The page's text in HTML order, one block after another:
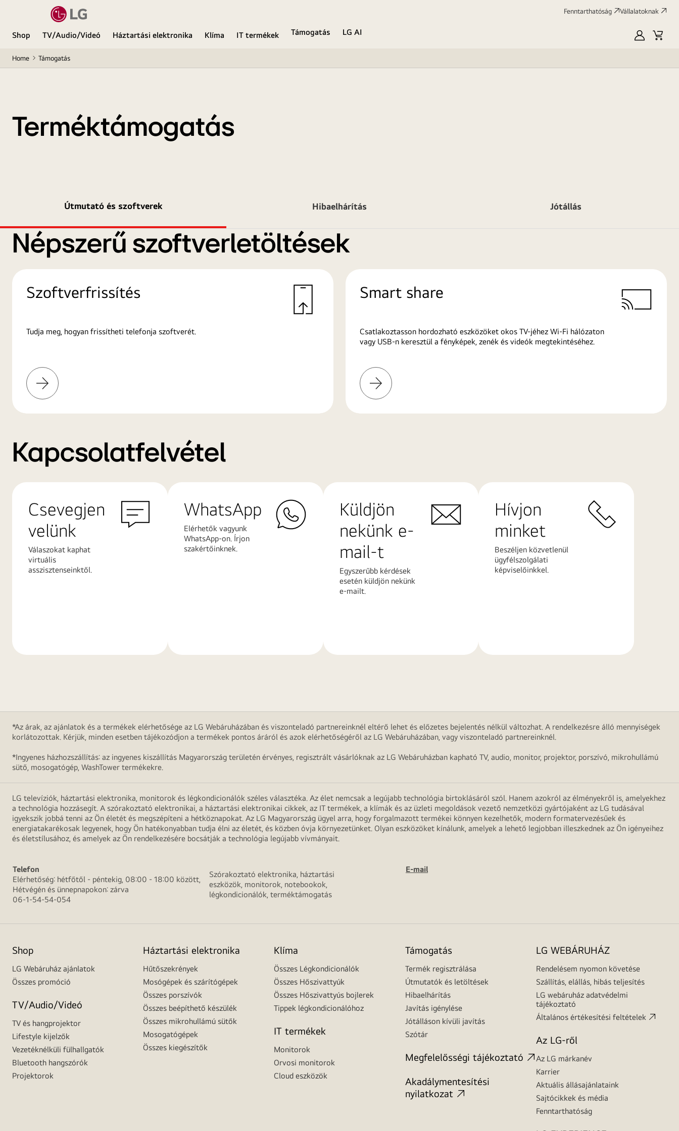
Fenntarthatóság Vállalatoknak
Shop TV/Audio/Videó Háztartási elektronika Klíma IT termékek Támogatás
LG AI
SajátKosár
Home Támogatás
Terméktámogatás
Útmutató és szoftverek Hibaelhárítás Jótállás
Népszerű szoftverletöltések
Szoftverfrissítés
Tudja meg, hogyan frissítheti telefonja szoftverét.
További
információk
Smart share
Csatlakoztasson hordozható eszközöket okos TV-jéhez Wi-Fi hálózaton
vagy USB-n keresztül a fényképek, zenék és videók megtekintéséhez.
További
információk
Kapcsolatfelvétel
Csevegjen
velünk
Válaszokat kaphat
virtuális
asszisztenseinktől.
WhatsApp
Elérhetők vagyunk
WhatsApp-on. Írjon
szakértőinknek.
Küldjön
nekünk e-
mail-t
Egyszerűbb kérdések
esetén küldjön nekünk
e-mailt.
Hívjon
minket
Beszéljen közvetlenül
ügyfélszolgálati
képviselőinkkel.
*Az árak, az ajánlatok és a termékek elérhetősége az LG Webáruházában és viszonteladó partnereinknél eltérő lehet és előzetes bejelentés nélkül változhat. A rendelkezésre álló mennyiségek
korlátozottak. Kérjük, minden esetben tájékozódjon a termékek pontos áráról és azok elérhetőségéről az LG Webáruházában, vagy viszonteladó partnereinknél.
*Ingyenes házhozszállítás: az ingyenes kiszállítás Magyarország területén érvényes, regisztrált vásárlóknak az LG Webáruházban kapható TV, audio, monitor, projektor, porszívó, mikrohullámú
sütő, mosogatógép, WashTower termékekre.
LG televíziók, háztartási elektronika, monitorok és légkondicionálók széles választéka. Az élet nemcsak a legújabb technológia birtoklásáról szól. Hanem azokról az élményekről is, amelyekhez
a technológia hozzásegít. A szórakoztató elektronikai, a háztartási elektronikai cikkek, az IT termékek, a klímák és az üzleti megoldások vezető nemzetközi gyártójaként az LG tudásával
igyekszik jobbá tenni az Ön életét és megszépíteni a hétköznapokat. Az LG Magyarország ügyel arra, hogy forgalmazott termékei könnyen kezelhetők, modern formatervezésűek és
energiatakarékosak legyenek, hogy Ön hatékonyabban tudja élni az életét, és közben óvja környezetünket. Olyan eszközöket kínálunk, amelyek a lehető legjobban illeszkednek az Ön igényeihez
és életstílusához, és amelyek az Ön rendelkezésére bocsátják a technológia legújabb vívmányait.
Telefon
Elérhetőség: hétfőtől - péntekig, 08:00 - 18:00 között,
Hétvégén és ünnepnapokon: zárva
06-1-54-54-054
Szórakoztató elektronika, háztartási
eszközök, monitorok, notebookok,
légkondicionálók, terméktámogatás
E-mail
Shop
LG Webáruház ajánlatok
Összes promóció
TV/Audio/Videó
TV és hangprojektor
Lifestyle kijelzők
Vezetéknélküli fülhallgatók
Bluetooth hangszórók
Projektorok
Háztartási elektronika
Hűtőszekrények
Mosógépek és szárítógépek
Összes porszívók
Összes beépíthető készülék
Összes mikrohullámú sütők
Mosogatógépek
Összes kiegészítők
Klíma
Összes Légkondicionálók
Összes Hőszivattyúk
Összes Hőszivattyús bojlerek
Tippek légkondicionálóhoz
IT termékek
Monitorok
Orvosi monitorok
Cloud eszközök
Támogatás
Termék regisztrálása
Útmutatók és letöltések
Hibaelhárítás
Javítás igénylése
Jótálláson kívüli javítás
Szótár
Megfelelősségi tájékoztató
Akadálymentesítési
nyilatkozat
LG WEBÁRUHÁZ
Rendelésem nyomon követése
Szállítás, elállás, hibás teljesítés
LG webáruház adatvédelmi
tájékoztató
Általános értékesítési feltételek
Az LG-ről
Az LG márkanév
Karrier
Aktuális állásajánlataink
Sajtócikkek és média
Fenntarthatóság